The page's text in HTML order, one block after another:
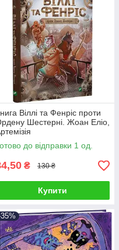
Віллі та Фенріс проти
Шестерні. Жоан Еліо,
до відправки 1 од.
₴ 130 ₴
Купити